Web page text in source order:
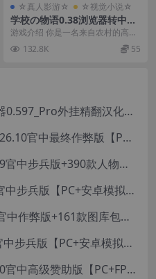
☆真人影游☆ ☆视觉小说☆
学校の物语0.38浏览器转中文
【PC+安卓模拟器+亚洲风HT
ML/精品真人沙盒+存档】/学
校物语/Gakko No Monogat
游戏介绍 你是一名来自农村的高中
学长，搬到东京与你的阿姨和表兄
弟姐妹住在一起。 ...
132.8K 55
【自购】面部滋润模拟器0.597_Pro外挂精翻汉化版+114款人物MOD【PC+安卓模拟器+3D互动SLG/神级建模/独家定制资源/扶她】/True Facials Pro【12G】
【独家自购】特工17_0.26.10官中最终作弊版【PC+安卓+亚洲神作SLG/步兵/NTR+赞助码+旧版存档+画廊】/Agent 17【6.25G】
【自购】恶棍模拟器0.49官中步兵版+390款人物卡【PC+安卓模拟器+3D互动调教/捏人变装+作弊器汉化】/坏蛋模拟器/The Villain Simulator【19.5G】
【自购】双人会所0.48官中步兵版【PC+安卓模拟器+大型3D互动/精品沙盒/变装捏脸】 /一起回家吧/Home Together【12.6G】
【自购】快照！0.9953官中作弊版+161款图库包【PC+安卓模拟器+3D互动/开放世界/沙盒/偷拍/盗摄/步兵/11000+照片】/Snapshot!【13.6G】
隔壁的美艳人妻1.8.13官中步兵版【PC+安卓模拟器+亚洲SLG/国风精品+存档】/The Wife Next Door【13G】
【自购】束缚竞技场22.0官中高级赞助版【PC+FPS枪战射击/ACT动作/捏人/团队】/Bondage Arena Premium【43.7G】